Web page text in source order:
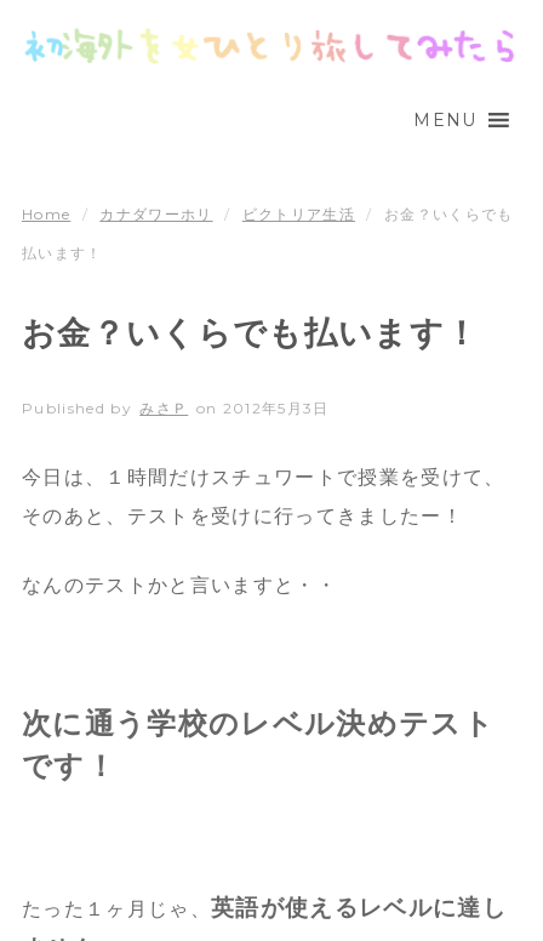
MENU
Home / カナダワーホリ / ビクトリア生活 / お金？いくらでも
払います！
お金？いくらでも払います！
Published by みさＰ on 2012年5月3日
今日は、１時間だけスチュワートで授業を受けて、
そのあと、テストを受けに行ってきましたー！
なんのテストかと言いますと・・
次に通う学校のレベル決めテスト
です！
たった１ヶ月じゃ、 英語が使えるレベルに達し